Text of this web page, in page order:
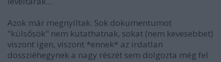
Azok már megnyíltak. Sok dokumentumot
"külsősök" nem kutathatnak, sokat (nem kevesebbet)
viszont igen, viszont *ennek* az irdatlan
dossziéhegynek a nagy részét sem dolgozta még fel